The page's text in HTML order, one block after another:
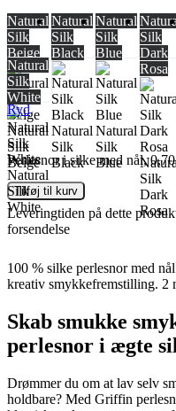
Natural
Silk
Beige
Natural
Silk
Beige
Natural
Silk
Black
Natural
Silk
Black
Natural
Silk
Blue
Natural
Silk
Blue
Silk
Dark
Rosa
Silk
Dark
Rosa
Natural
Silk
White
Natural
Silk
White
Ryd
Perlesnor i silke med nål,
Tilføj til kurv
Leveringtiden på dette
forsendelse
100 % silke perlesnor med
kreativ smykkefremstilling. 2
Skab smukke
perlesnor i ægte
Drømmer du om at lav selv
holdbare? Med Griffin